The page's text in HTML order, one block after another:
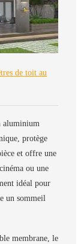
de toit au
aluminium
protège
et offre une
ou une
idéal pour
un sommeil
membrane, le